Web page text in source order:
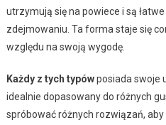
utrzymują się na powiece i są
zdejmowaniu. Ta forma staje się
względu na swoją wygodę.
Każdy z tych typówposiada swoje
idealnie dopasowany do różnych
spróbować różnych rozwiązań,